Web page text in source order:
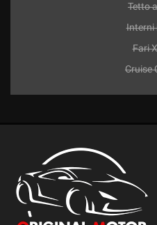
Tetto
Interni
Fari
Cruise